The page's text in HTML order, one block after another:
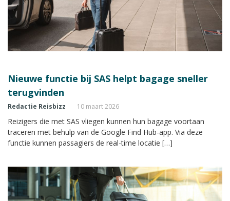
Nieuwe functie bij SAS helpt bagage sneller
terugvinden
Redactie Reisbizz 10 maart 2026
Reizigers die met SAS vliegen kunnen hun bagage voortaan
traceren met behulp van de Google Find Hub-app. Via deze
functie kunnen passagiers de real-time locatie […]